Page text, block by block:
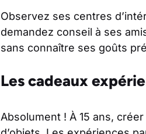
Observez ses centres
demandez conseil à ses
sans connaître ses goûts
Les cadeaux
Absolument ! À 15 ans,